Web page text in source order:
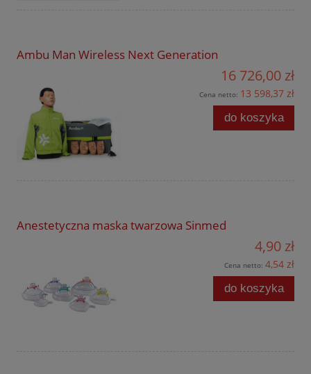
Ambu Man Wireless Next Generation
16 726,00 zł
Cena netto: 13 598,37 zł
do koszyka
Anestetyczna maska twarzowa Sinmed
4,90 zł
Cena netto: 4,54 zł
do koszyka